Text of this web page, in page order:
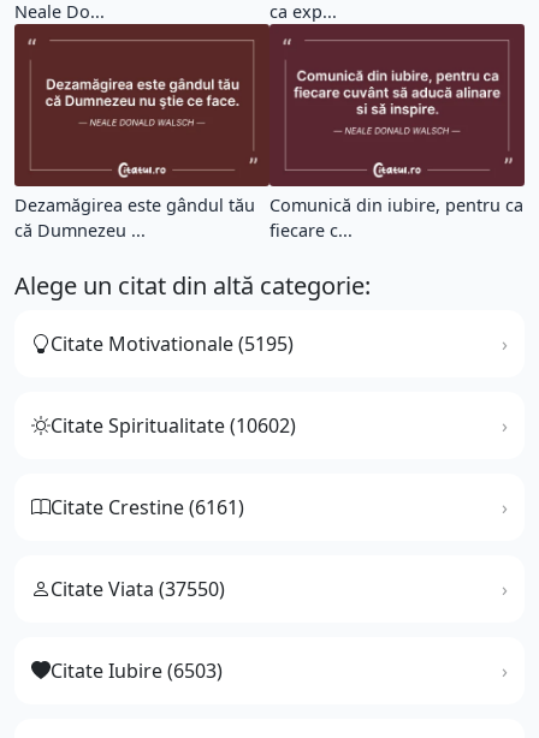
Neale Do...
ca exp...
Dezamăgirea este gândul tău
că Dumnezeu ...
Comunică din iubire, pentru ca
fiecare c...
Alege un citat din altă categorie:
Citate Motivationale (5195)
Citate Spiritualitate (10602)
Citate Crestine (6161)
Citate Viata (37550)
Citate Iubire (6503)